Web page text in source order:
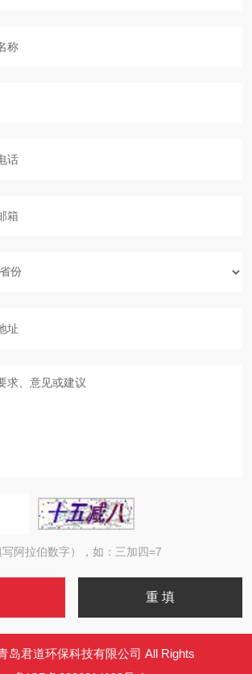
阿拉伯数字），如：三加四=7
岛君道环保科技有限公司 All Rights